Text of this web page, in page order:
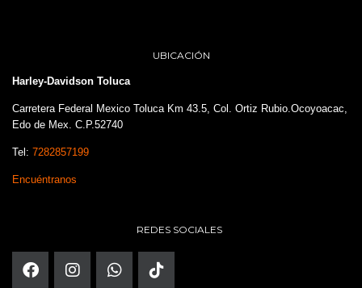
UBICACIÓN
Harley-Davidson Toluca
Carretera Federal Mexico Toluca Km 43.5, Col. Ortiz Rubio.Ocoyoacac,
Edo de Mex. C.P.52740
Tel: 7282857199
Encuéntranos
REDES SOCIALES